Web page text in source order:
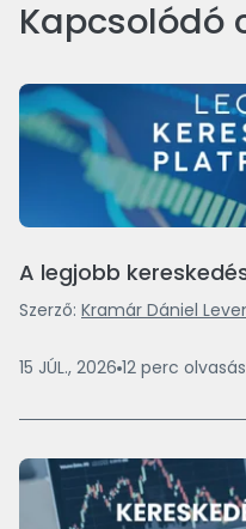
Kapcsolódó
A legjobb
Szerző: Kramár Dániel
15 JÚL., 2026 12 perc